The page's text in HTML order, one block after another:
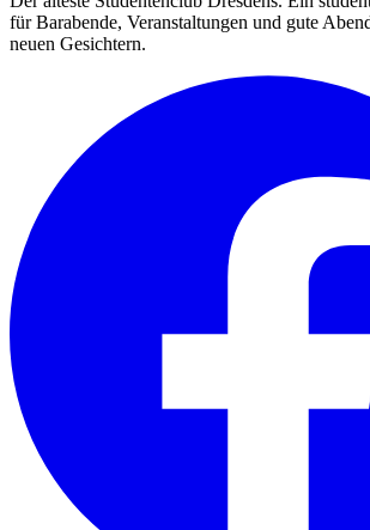
für Barabende, Veranstaltungen und gute
neuen Gesichtern.